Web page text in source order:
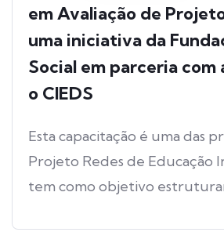
em Avaliação de
uma iniciativa da
Social em parceria com
o CIEDS
Esta capacitação é uma das
Projeto Redes de Educação
tem como objetivo